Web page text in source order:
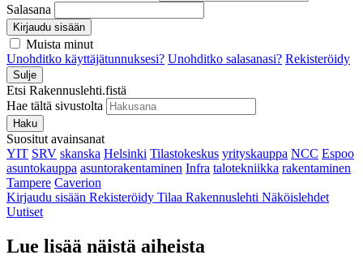
Salasana
Kirjaudu sisään
Muista minut
Unohditko käyttäjätunnuksesi? Unohditko salasanasi? Rekisteröidy
Sulje
Etsi Rakennuslehti.fistä
Hae tältä sivustolta
Haku
Suositut avainsanat
YIT SRV skanska Helsinki Tilastokeskus yrityskauppa NCC Espoo
asuntokauppa asuntorakentaminen Infra talotekniikka rakentaminen
Tampere Caverion
Kirjaudu sisään Rekisteröidy Tilaa Rakennuslehti Näköislehdet
Uutiset
Lue lisää näistä aiheista